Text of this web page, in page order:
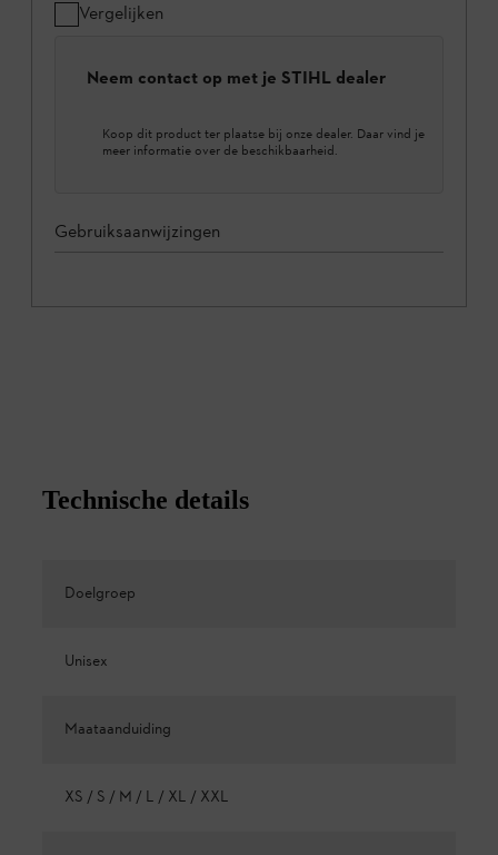
Vergelijken
Neem contact op met je STIHL dealer
Koop dit product ter plaatse bij onze dealer. Daar vind je
meer informatie over de beschikbaarheid.
Gebruiksaanwijzingen
Technische details
Doelgroep
Unisex
Maataanduiding
XS / S / M / L / XL / XXL